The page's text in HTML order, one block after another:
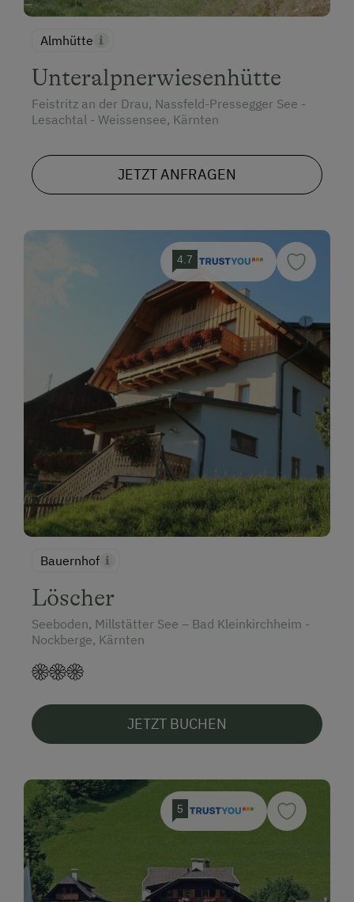
Almhütte
Unteralpnerwiesenhütte
Feistritz an der Drau, Nassfeld-Pressegger See -
Lesachtal - Weissensee, Kärnten
JETZT ANFRAGEN
4.7
Bauernhof
Löscher
Seeboden, Millstätter See – Bad Kleinkirchheim -
Nockberge, Kärnten
JETZT BUCHEN
5